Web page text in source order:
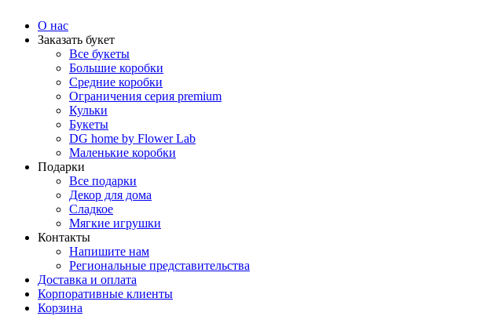
О нас
Заказать букет
Все букеты
Большие коробки
Средние коробки
Ограничения серия premium
Кульки
Букеты
DG home by Flower Lab
Маленькие коробки
Подарки
Все подарки
Декор для дома
Сладкое
Мягкие игрушки
Контакты
Напишите нам
Региональные представительства
Доставка и оплата
Корпоративные клиенты
Корзина